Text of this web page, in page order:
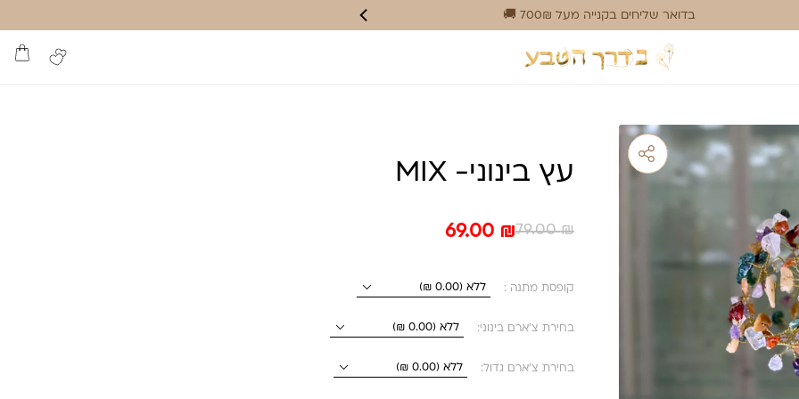
בדואר שליחים בקנייה מעל 700₪ 🚚
עץ בינוני- MIX
79.00₪
המחיר
69.00 ₪ המחיר
קופסת מתנה :
בחירת צ'ארם בינוני:
בחירת צ'ארם גדול: